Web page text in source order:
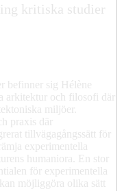
kritiska studier
befinner sig Hélène
arkitektur och filosofi där
miljöer.
praxis där
tillvägagångssätt för
experimentella
humaniora. En stor
för experimentella
möjliggöra olika sätt